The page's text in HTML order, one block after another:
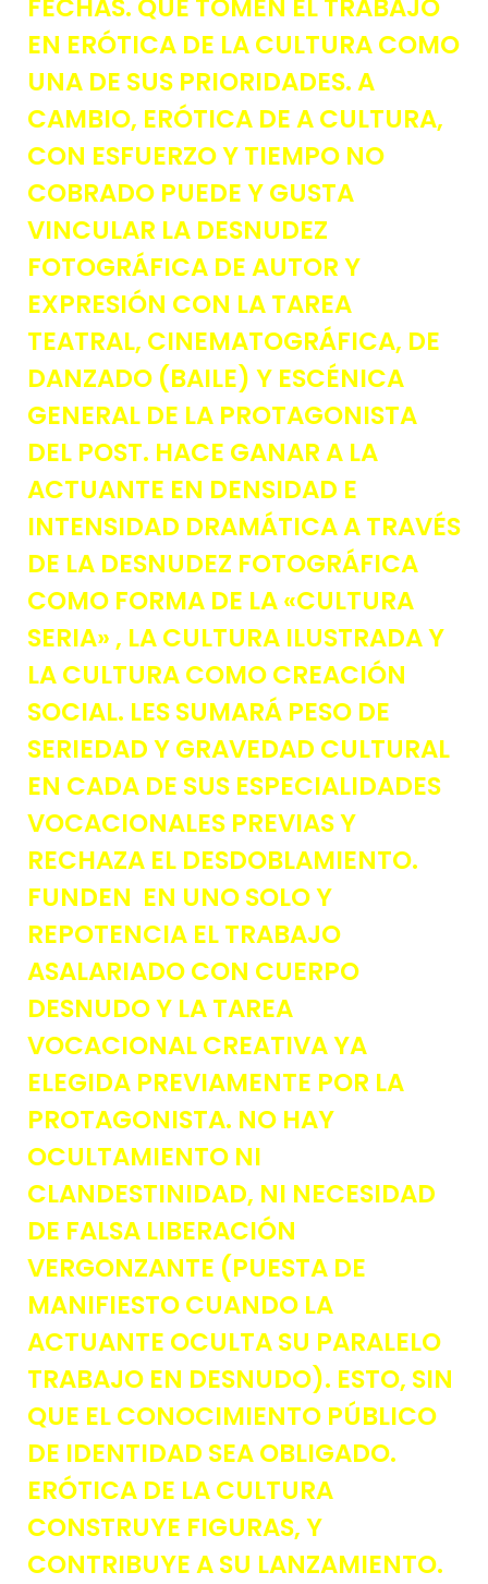
FECHAS. QUE TOMEN EL TRABAJO
EN ERÓTICA DE LA CULTURA COMO
UNA DE SUS PRIORIDADES. A
CAMBIO, ERÓTICA DE A CULTURA,
CON ESFUERZO Y TIEMPO NO
COBRADO PUEDE Y GUSTA
VINCULAR LA DESNUDEZ
FOTOGRÁFICA DE AUTOR Y
EXPRESIÓN CON LA TAREA
TEATRAL, CINEMATOGRÁFICA, DE
DANZADO (BAILE) Y ESCÉNICA
GENERAL DE LA PROTAGONISTA
DEL POST. HACE GANAR A LA
ACTUANTE EN DENSIDAD E
INTENSIDAD DRAMÁTICA A TRAVÉS
DE LA DESNUDEZ FOTOGRÁFICA
COMO FORMA DE LA «CULTURA
SERIA» , LA CULTURA ILUSTRADA Y
LA CULTURA COMO CREACIÓN
SOCIAL. LES SUMARÁ PESO DE
SERIEDAD Y GRAVEDAD CULTURAL
EN CADA DE SUS ESPECIALIDADES
VOCACIONALES PREVIAS Y
RECHAZA EL DESDOBLAMIENTO.
FUNDEN EN UNO SOLO Y
REPOTENCIA EL TRABAJO
ASALARIADO CON CUERPO
DESNUDO Y LA TAREA
VOCACIONAL CREATIVA YA
ELEGIDA PREVIAMENTE POR LA
PROTAGONISTA. NO HAY
OCULTAMIENTO NI
CLANDESTINIDAD, NI NECESIDAD
DE FALSA LIBERACIÓN
VERGONZANTE (PUESTA DE
MANIFIESTO CUANDO LA
ACTUANTE OCULTA SU PARALELO
TRABAJO EN DESNUDO). ESTO, SIN
QUE EL CONOCIMIENTO PÚBLICO
DE IDENTIDAD SEA OBLIGADO.
ERÓTICA DE LA CULTURA
CONSTRUYE FIGURAS, Y
CONTRIBUYE A SU LANZAMIENTO.